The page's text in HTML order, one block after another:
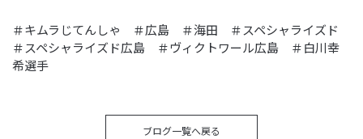
＃キムラじてんしゃ ＃広島 ＃海田 ＃スペシャライズド
＃スペシャライズド広島 ＃ヴィクトワール広島 ＃白川幸
希選手
ブログ一覧へ戻る